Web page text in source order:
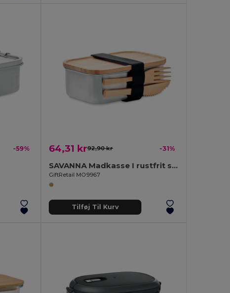
-59% 64,31 kr92,90 kr -31%
SAVANNA Madkasse I rustfrit stål 600 ml
GiftRetail MO9967
Tilføj Til Kurv